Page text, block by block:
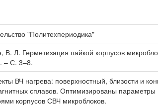
"Политехпериодика"
В. Л. Герметизация пайкой корпусов
– С. 3–8.
ВЧ нагрева: поверхностный, близости и
сплавов. Оптимизированы
корпусов СВЧ микроблоков.